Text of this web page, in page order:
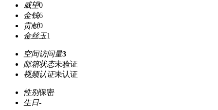
威望0
金钱6
贡献0
金丝玉1
空间访问量3
邮箱状态未验证
视频认证未认证
性别保密
生日-